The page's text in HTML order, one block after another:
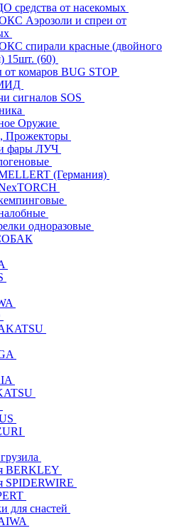
от насекомых
Аэрозоли и спреи от
спирали красные (двойного
15шт. (60)
от комаров BUG STOP
сигналов SOS
Оружие
Прожекторы
фары ЛУЧ
(Германия)
одноразовые
BERKLEY
SPIDERWIRE
для снастей